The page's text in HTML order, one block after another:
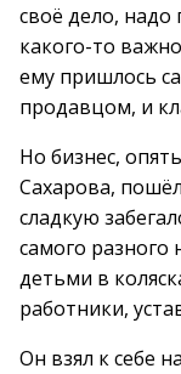
своё дело, надо
какого-то
ему пришлось
продавцом, и
Но бизнес,
Сахарова,
сладкую
самого
детьми в
работники,
Он взял к себе